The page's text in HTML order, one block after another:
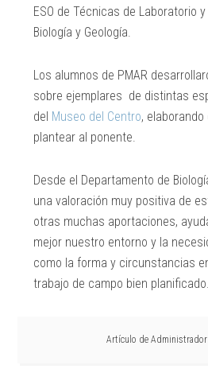
ESO de Técnicas de Laboratorio
Biología y Geología.
Los alumnos de PMAR
sobre ejemplares de distintas
del Museo del Centro,
plantear al ponente.
Desde el Departamento de
una valoración muy positiva de
otras muchas aportaciones,
mejor nuestro entorno y la
como la forma y circunstancias
trabajo de campo bien planificado.
Artículo de Administrador